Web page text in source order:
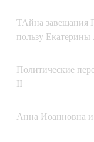
ТАйна завещания
пользу
Политические
II
Анна Иоанновна